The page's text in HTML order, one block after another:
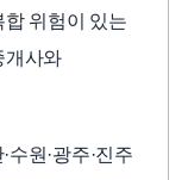
위험이 있는
개사와
수원·광주·진주